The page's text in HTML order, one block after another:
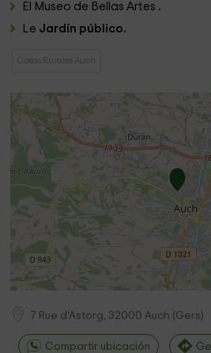
El Museo de Bellas Artes .
Le Jardín público.
Casas Rurales Auch
7 Rue d'Astorg, 32000 Auch (Gers)
Compartir ubicación